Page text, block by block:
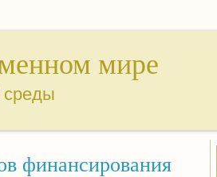
мире
среды
финансирования